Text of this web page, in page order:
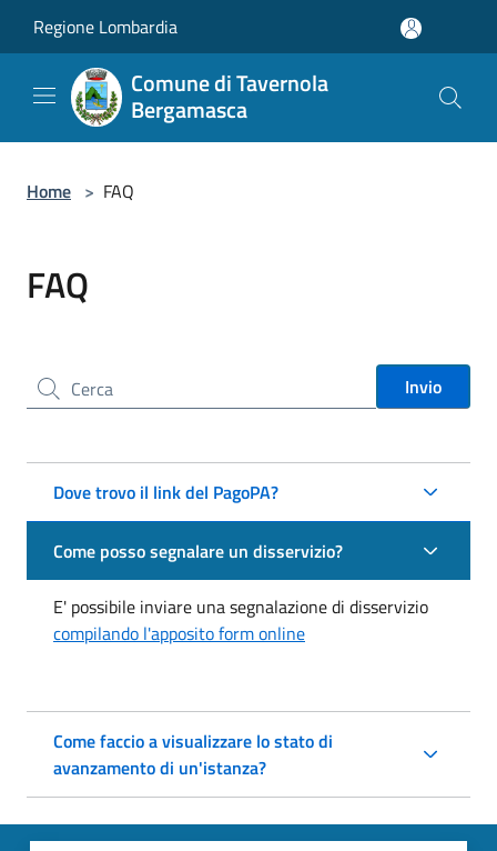
Regione Lombardia
Comune di Tavernola
Bergamasca
Home > FAQ
FAQ
Cerca nel sito Invio
Dove trovo il link del PagoPA?
Come posso segnalare un disservizio?
E' possibile inviare una segnalazione di disservizio
compilando l'apposito form online
Come faccio a visualizzare lo stato di
avanzamento di un'istanza?